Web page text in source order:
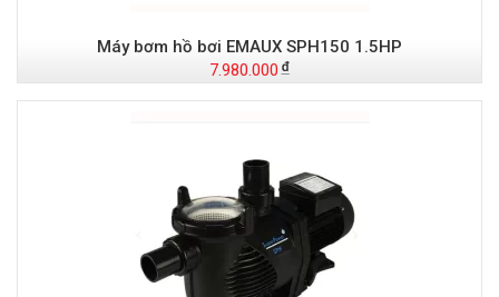
Máy bơm hồ bơi EMAUX SPH150 1.5HP
7.980.000